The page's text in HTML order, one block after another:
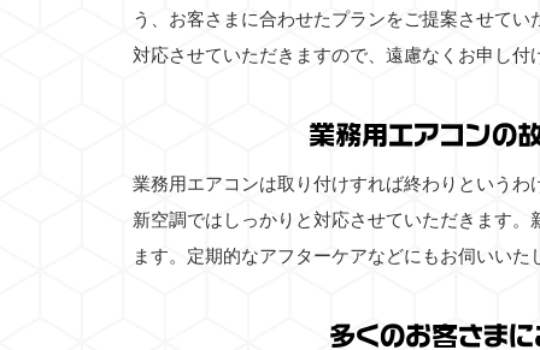
う、お客さまに合わせたプランをご提案させて
対応させていただきますので、遠慮なくお申し付
業務用エアコンの
業務用エアコンは取り付けすれば終わりという
新空調ではしっかりと対応させていただきます
ます。定期的なアフターケアなどにもお伺いい
多くのお客さま